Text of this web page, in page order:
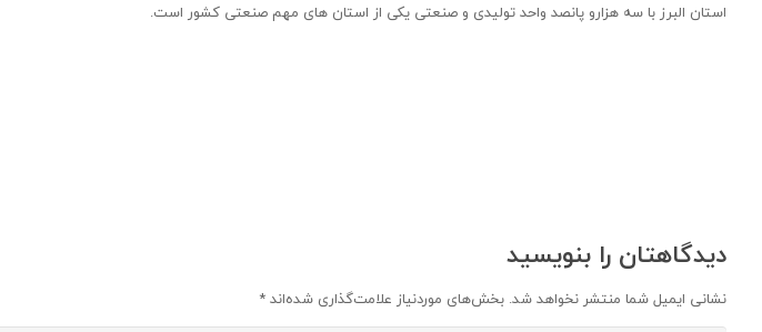
استان البرز با سه هزارو پانصد واحد تولیدی و صنعتی یکی از استان های مهم صنعتی کشور است.
دیدگاهتان را بنویسید
نشانی ایمیل شما منتشر نخواهد شد. بخش‌های موردنیاز علامت‌گذاری شده‌اند*